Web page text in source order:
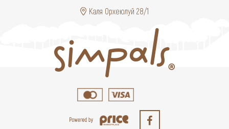
Каля Орхеюлуй 28/1